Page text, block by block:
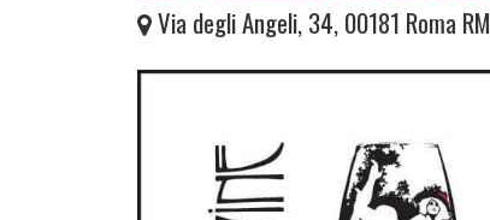
Via degli Angeli, 34, 00181 Roma RM